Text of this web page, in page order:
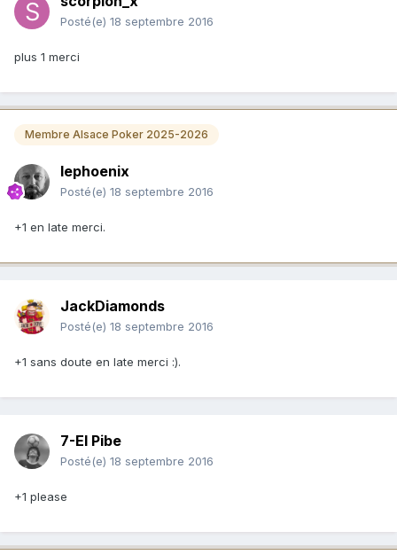
Posté(e) 18 septembre 2016
plus 1 merci
Membre Alsace Poker 2025-2026
lephoenix
Posté(e) 18 septembre 2016
+1 en late merci.
JackDiamonds
Posté(e) 18 septembre 2016
+1 sans doute en late merci :).
7-El Pibe
Posté(e) 18 septembre 2016
+1 please